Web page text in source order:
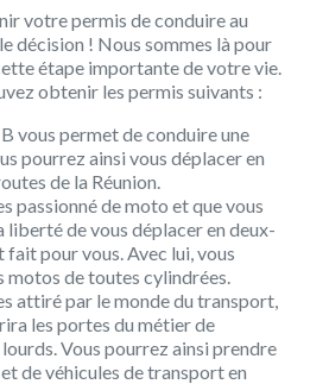
votre permis de conduire au
décision ! Nous sommes là pour
étape importante de votre vie.
obtenir les permis suivants :
vous permet de conduire une
pourrez ainsi vous déplacer en
de la Réunion.
passionné de moto et que vous
liberté de vous déplacer en deux-
fait pour vous. Avec lui, vous
de toutes cylindrées.
attiré par le monde du transport,
les portes du métier de
Vous pourrez ainsi prendre
de véhicules de transport en